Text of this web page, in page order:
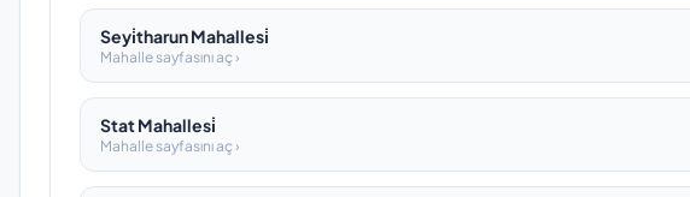
Seyi̇tharun Mahallesi̇
Mahalle sayfasını aç ›
Stat Mahallesi̇
Mahalle sayfasını aç ›